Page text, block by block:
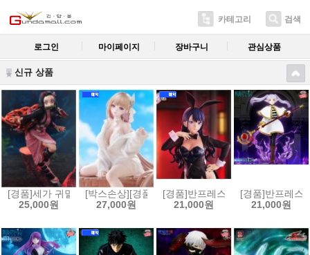
카테고리 검색
로그인 마이페이지 장바구니 관심상품
신규 상품
[경품]세가 귀멸의 칼날 Xross Link 피규어 카마도 네즈코
25,000원
[박스손상][경품]후류 누들스토퍼 승리의 여신 니케
27,000원
[경품]반프레스토 그 비스크 돌은
21,000원
[경품]반프레스
21,000원